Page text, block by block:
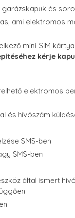
és
ami elektromos
mini-SIM
kérje
elektromos
és hívószám
SMS-ben
SMS-ben
által ismert